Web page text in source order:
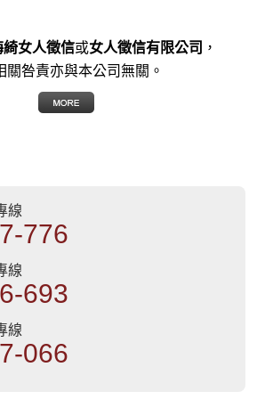
綺女人徵信或女人徵信有限公司 ，
關咎責亦與本公司無關。
線
776
線
693
線
066